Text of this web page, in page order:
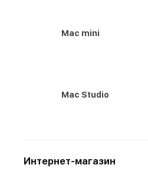
Mac mini
Mac Studio
Интернет-магазин